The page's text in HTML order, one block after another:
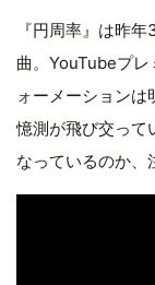
『円周率』は昨
曲。YouTubeプ
ォーメーションは
憶測が飛び交って
なっているのか、